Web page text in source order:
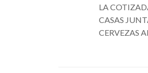
LA
CASAS
CERVEZAS